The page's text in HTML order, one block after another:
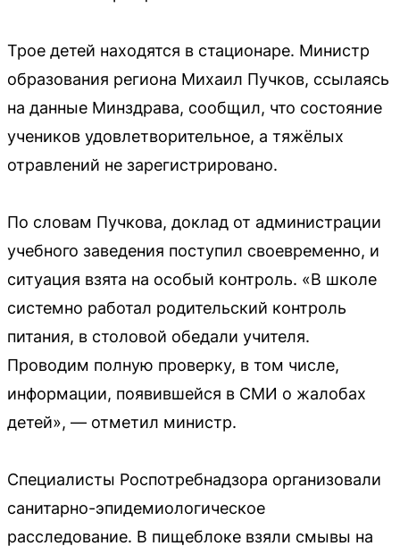
Трое детей находятся в стационаре. Министр
образования региона Михаил Пучков, ссылаясь
на данные Минздрава, сообщил, что состояние
учеников удовлетворительное, а тяжёлых
отравлений не зарегистрировано.
По словам Пучкова, доклад от администрации
учебного заведения поступил своевременно, и
ситуация взята на особый контроль. «В школе
системно работал родительский контроль
питания, в столовой обедали учителя.
Проводим полную проверку, в том числе,
информации, появившейся в СМИ о жалобах
детей», — отметил министр.
Специалисты Роспотребнадзора организовали
санитарно-эпидемиологическое
расследование. В пищеблоке взяли смывы на